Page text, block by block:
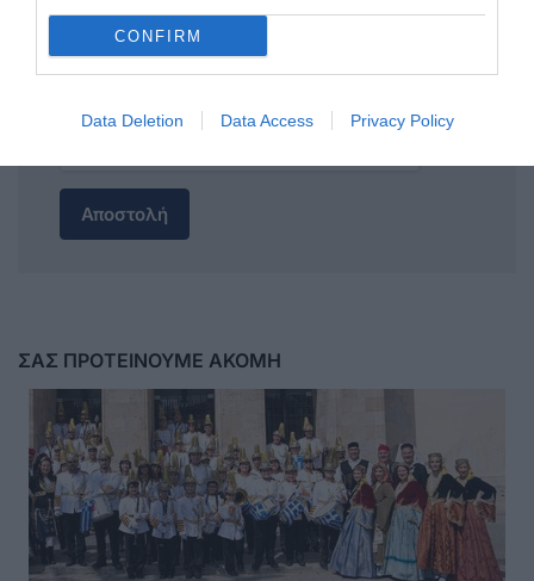
CONFIRM
Data Deletion Data Access Privacy Policy
Αποστολή
ΣΑΣ ΠΡΟΤΕΙΝΟΥΜΕ ΑΚΟΜΗ